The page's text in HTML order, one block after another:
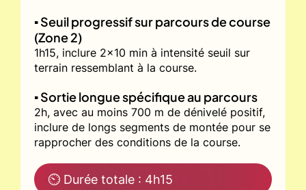
▪️ Seuil progressif sur parcours de course
(Zone 2)
1h15, inclure 2x10 min à intensité seuil sur
terrain ressemblant à la course.
▪️ Sortie longue spécifique au parcours
2h, avec au moins 700 m de dénivelé positif,
inclure de longs segments de montée pour se
rapprocher des conditions de la course.
⏲ Durée totale : 4h15